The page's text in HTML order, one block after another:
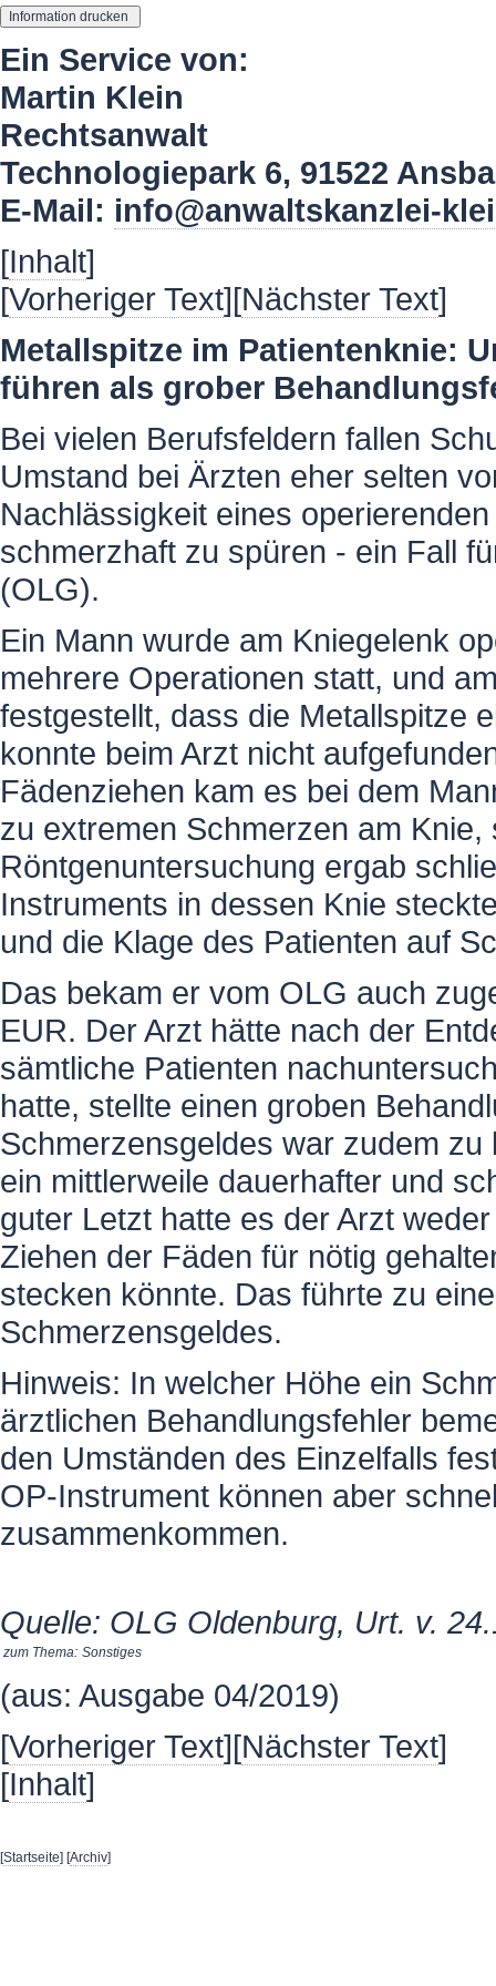
Ein Service von:
Martin Klein
Rechtsanwalt
Technologiepark 6, 91522
E-Mail: info@anwaltskanzlei-
[Inhalt]
[Vorheriger Text][Nächster Text]
Metallspitze im Patientenknie:
führen als grober
Bei vielen Berufsfeldern fallen
Umstand bei Ärzten eher selten
Nachlässigkeit eines
schmerzhaft zu spüren - ein Fall
(OLG).
Ein Mann wurde am Kniegelenk
mehrere Operationen statt, und
festgestellt, dass die Metallspitze
konnte beim Arzt nicht
Fädenziehen kam es bei dem
zu extremen Schmerzen am
Röntgenuntersuchung ergab
Instruments in dessen Knie
und die Klage des Patienten auf
Das bekam er vom OLG auch
EUR. Der Arzt hätte nach der
sämtliche Patienten
hatte, stellte einen groben
Schmerzensgeldes war zudem
ein mittlerweile dauerhafter und
guter Letzt hatte es der Arzt
Ziehen der Fäden für nötig
stecken könnte. Das führte zu
Schmerzensgeldes.
Hinweis: In welcher Höhe ein
ärztlichen Behandlungsfehler
den Umständen des Einzelfalls
OP-Instrument können aber
zusammenkommen.
Quelle: OLG Oldenburg, Urt. v.
zum Thema: Sonstiges
(aus: Ausgabe 04/2019)
[Vorheriger Text][Nächster Text]
[Inhalt]
[Startseite] [Archiv]